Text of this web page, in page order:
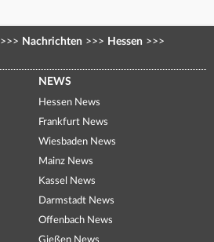
>>> Nachrichten >>> Hessen >>>
NEWS
Hessen News
Frankfurt News
Wiesbaden News
Mainz News
Kassel News
Darmstadt News
Offenbach News
Gießen News